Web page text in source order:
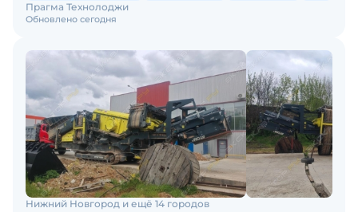
Обновлено сегодня
Прагма Технолоджи
Нижний Новгород и ещё 14 городов